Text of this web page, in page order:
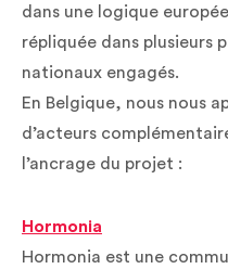
dans une logique
répliquée dans plusieurs
nationaux engagés.
En Belgique, nous nous
d’acteurs
l’ancrage du projet :
Hormonia
Hormonia est une